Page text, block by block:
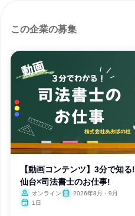
この企業の募集
【動画コンテンツ】3分で知る!
仙台×司法書士のお仕事!
オンライン
2026年8月・9月
1日